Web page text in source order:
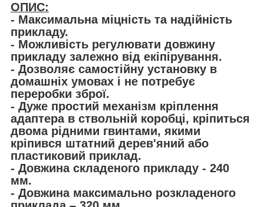
ОПИС:
- Максимальна міцність та надійність
прикладу.
- Можливість регулювати довжину
прикладу залежно від екіпірування.
- Дозволяє самостійну установку в
домашніх умовах і не потребує
переробки зброї.
- Дуже простий механізм кріплення
адаптера в ствольній коробці, кріпиться
двома рідними гвинтами, якими
кріпився штатний дерев'яний або
пластиковий приклад.
- Довжина складеного прикладу - 240
мм.
- Довжина максимально розкладеного